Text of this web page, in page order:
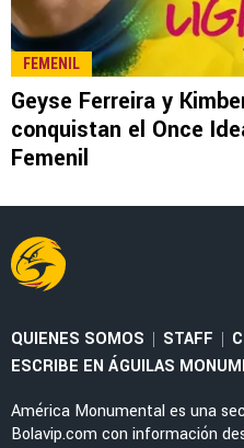
LEE TAMBIÉN
LEAGUES CUP 2026